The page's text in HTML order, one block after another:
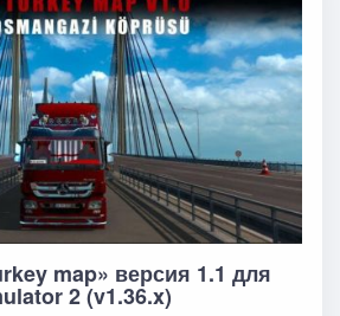
map» версия 1.1 для
2 (v1.36.x)